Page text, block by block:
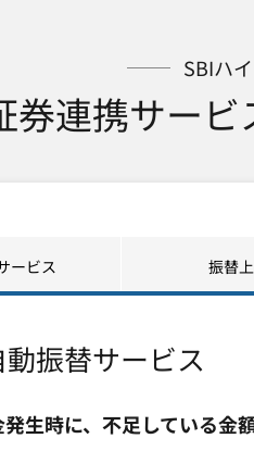
SBIハ
券連携サー
ービス 振替
振替サービス
生時に、不足している金